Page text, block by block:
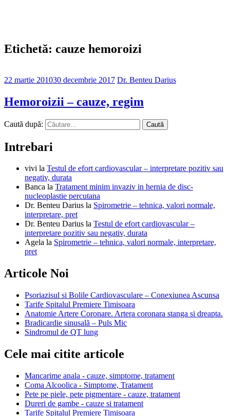
Etichetă: cauze hemoroizi
22 martie 201030 decembrie 2017 Dr. Benteu Darius
Hemoroizii – cauze, regim
Caută după:
Intrebari
vivi la Testul de efort cardiovascular – interpretare pozitiv sau
negativ, durata
Banca la Tratament minim invaziv in hernia de disc-
nucleoplastie percutana
Dr. Benteu Darius la Spirometrie – tehnica, valori normale,
interpretare, pret
Dr. Benteu Darius la Testul de efort cardiovascular –
interpretare pozitiv sau negativ, durata
Agela la Spirometrie – tehnica, valori normale, interpretare,
pret
Articole Noi
Psoriazisul si Bolile Cardiovasculare – Conexiunea Ascunsa
Tarife Spitalul Premiere Timisoara
Anatomie Artere Coronare. Artera coronara stanga si dreapta.
Bradicardie sinusală – Puls Mic
Sindromul de QT lung
Cele mai citite articole
Mancarime anala - cauze, simptome, tratament
Coma Alcoolica - Simptome, Tratament
Pete pe piele, pete pigmentare - cauze, tratament
Dureri de gambe - cauze si tratament
Tarife Spitalul Premiere Timisoara